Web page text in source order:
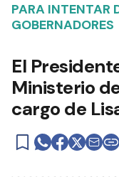
PARA INTENTAR
GOBERNADORES
El
Ministerio
cargo de